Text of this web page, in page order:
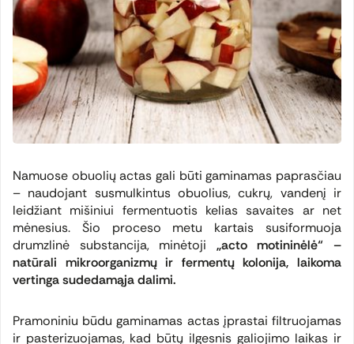
Namuose obuolių actas gali būti gaminamas paprasčiau
– naudojant susmulkintus obuolius, cukrų, vandenį ir
leidžiant mišiniui fermentuotis kelias savaites ar net
mėnesius. Šio proceso metu kartais susiformuoja
drumzlinė substancija, minėtoji „acto motininėlė“ –
natūrali mikroorganizmų ir fermentų kolonija, laikoma
vertinga sudedamąja dalimi.
Pramoniniu būdu gaminamas actas įprastai filtruojamas
ir pasterizuojamas, kad būtų ilgesnis galiojimo laikas ir